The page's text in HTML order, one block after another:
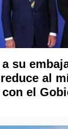
su
al
el